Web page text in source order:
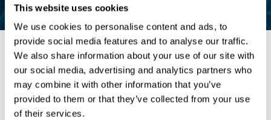
This website uses cookies
We use cookies to personalise content and ads, to
provide social media features and to analyse our traffic.
We also share information about your use of our site with
our social media, advertising and analytics partners who
may combine it with other information that you’ve
provided to them or that they’ve collected from your use
of their services.
مراجع
Brickenkamp, R. (1962). Aufmerksamkeits-Belastungs-Test
(Test d2) (1st ed.). Göttingen, Germany: Hogrefe.